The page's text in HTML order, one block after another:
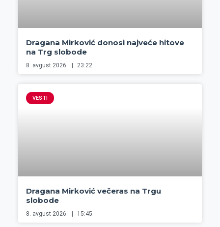
Dragana Mirković donosi najveće hitove
na Trg slobode
8. avgust 2026. 23:22
VESTI
Dragana Mirković večeras na Trgu
slobode
8. avgust 2026. 15:45